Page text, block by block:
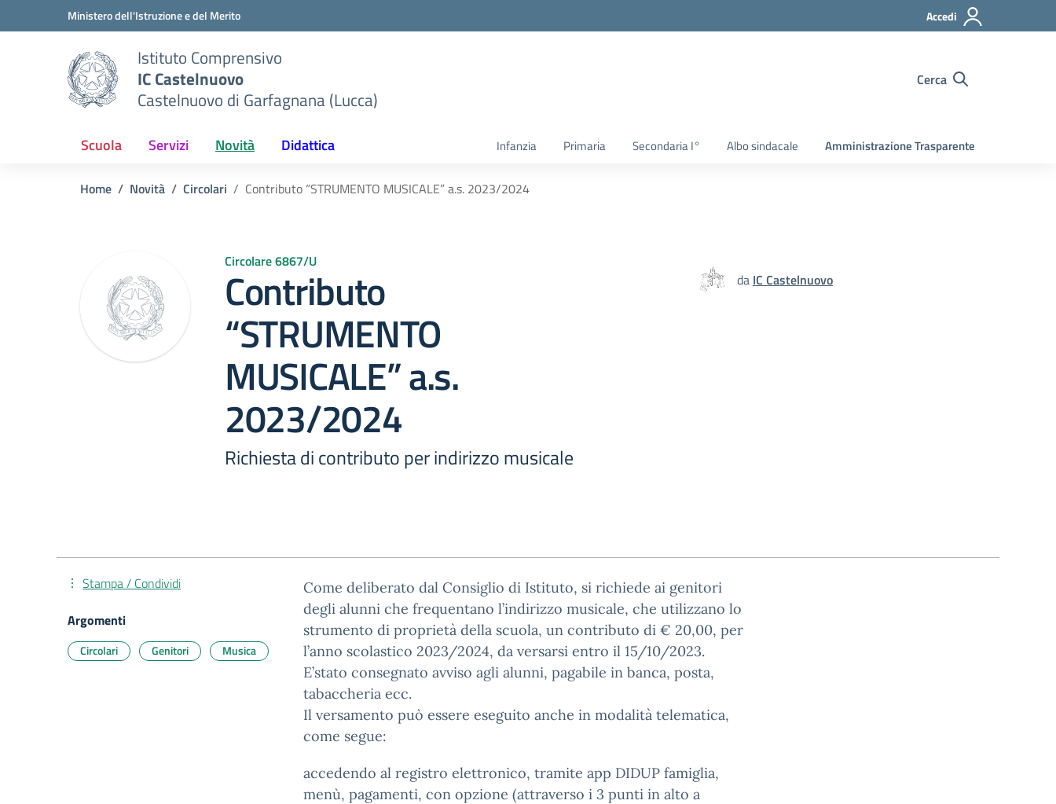
Vai ai contenuti
Vai al menu di navigazioneMinistero dell'Istruzione e del Merito Accedi
Istituto Comprensivo
IC Castelnuovo
Castelnuovo di Garfagnana (Lucca)
Cerca
Scuola Servizi Novità Didattica Infanzia Primaria Secondaria I° Albo sindacale Amministrazione Trasparente
Home Novità Circolari Contributo “STRUMENTO MUSICALE” a.s. 2023/2024
Circolare 6867/U
Contributo
“STRUMENTO
MUSICALE” a.s.
2023/2024
Richiesta di contributo per indirizzo musicale
da IC Castelnuovo
Come deliberato dal Consiglio di Istituto, si richiede ai genitori
degli alunni che frequentano l’indirizzo musicale, che utilizzano lo
strumento di proprietà della scuola, un contributo di € 20,00, per
l’anno scolastico 2023/2024, da versarsi entro il 15/10/2023.
E’stato consegnato avviso agli alunni, pagabile in banca, posta,
tabaccheria ecc.
Il versamento può essere eseguito anche in modalità telematica,
come segue:
accedendo al registro elettronico, tramite app DIDUP famiglia,
menù, pagamenti, con opzione (attraverso i 3 punti in alto a
Stampa / Condividi
Argomenti
Circolari Genitori Musica